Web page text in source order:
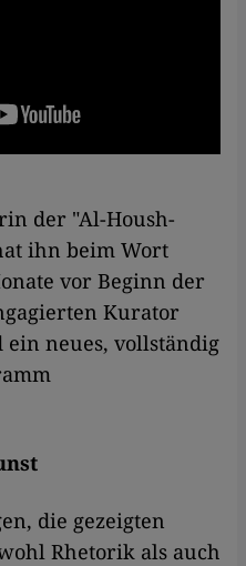
der "Al-Housh-
ihn beim Wort
vor Beginn der
Kurator
neues, vollständig
die gezeigten
Rhetorik als auch